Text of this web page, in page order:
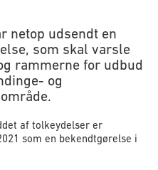
netop udsendt en
som skal varsle
rammerne for udbud
og
af tolkeydelser er
som en bekendtgørelse i